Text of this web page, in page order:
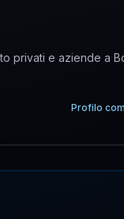
privati e aziende a
Profilo